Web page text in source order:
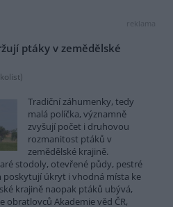
reklama
ptáky v zemědělské
)
Tradiční záhumenky, tedy
malá políčka, významně
zvyšují počet i druhovou
rozmanitost ptáků v
zemědělské krajině.
stodoly, otevřené půdy, pestré
poskytují úkryt i vhodná místa ke
krajině naopak ptáků ubývá,
obratlovců Akademie věd ČR,